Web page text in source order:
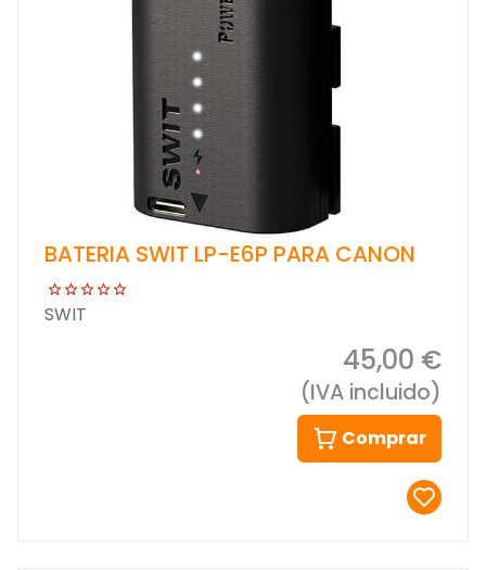
BATERIA SWIT LP-E6P PARA CANON
SWIT
45,00 €
(IVA incluido)
Comprar